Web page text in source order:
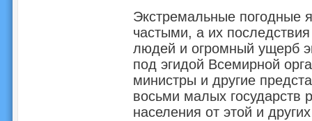
Экстремальные погодные
частыми, а их
людей и огромный ущерб
под эгидой Всемирной
министры и другие
восьми малых государств
населения от этой и других